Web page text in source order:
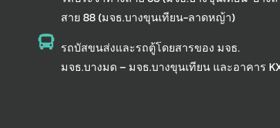
สาย 88 (มจธ.บางขุนเทียน-ลาดหญ้า)
รถบัสขนส่งและรถตู้โดยสารของ มจธ.
มจธ.บางมด – มจธ.บางขุนเทียน และอาคาร